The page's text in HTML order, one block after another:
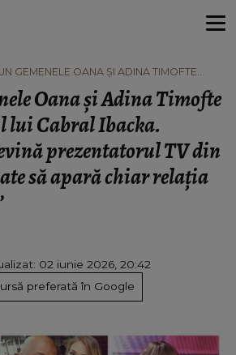
GEMENELE OANA ȘI ADINA TIMOFTE
PREZENTATORUL TV DIN NOU TĂTIC?
SĂ APARĂ CHIAR RELAȚIA
Oana și Adina Timofte
lui Cabral Ibacka.
prezentatorul TV din
să apară chiar relația
02 iunie 2026, 20:42
preferată în Google